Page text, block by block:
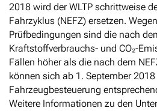
2018 wird der WLTP schrittweise
Fahrzyklus (NEFZ) ersetzen.
Prüfbedingungen sind die nach
Kraftstoffverbrauchs- und CO₂-
Fällen höher als die nach dem
können sich ab 1. September
Fahrzeugbesteuerung
Weitere Informationen zu den